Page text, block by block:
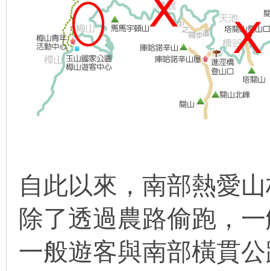
自此以來 ， 南部熱愛
除了透過農路偷跑 ，
一般遊客與南部橫貫